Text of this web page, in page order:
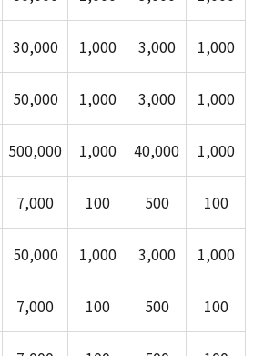
30,000 1,000 3,000 1,000
50,000 1,000 3,000 1,000
500,000 1,000 40,000 1,000
7,000 100 500 100
50,000 1,000 3,000 1,000
7,000 100 500 100